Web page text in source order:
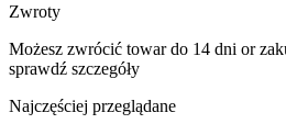
Zwroty
Możesz zwrócić towar do 14 dni or
sprawdź szczegóły
Najczęściej przeglądane